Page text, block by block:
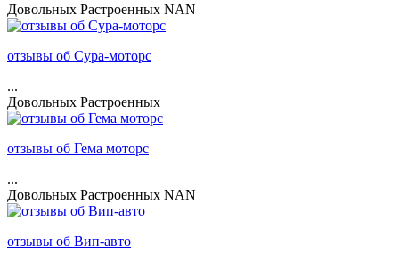
Довольных Растроенных NAN
отзывы об Сура-моторс
...
Довольных Растроенных
отзывы об Гема моторс
...
Довольных Растроенных NAN
отзывы об Вип-авто